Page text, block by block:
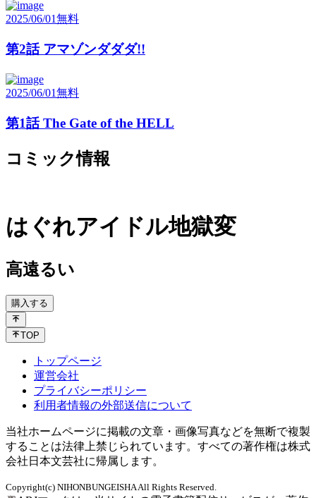
2025/06/01無料
第2話 アマゾンダダダ!!
2025/06/01無料
第1話 The Gate of the HELL
コミック情報
はぐれアイドル地獄変
高遠るい
購入する
TOP
トップページ
運営会社
プライバシーポリシー
利用者情報の外部送信について
当社ホームページに掲載の文章・画像写真などを無断で複製
することは法律上禁じられています。すべての著作権は株式
会社日本文芸社に帰属します。
Copyright(c) NIHONBUNGEISHA All Rights Reserved.